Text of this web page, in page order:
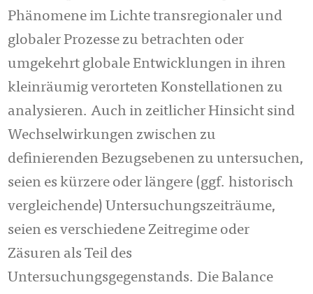
Phänomene im Lichte transregionaler und
globaler Prozesse zu betrachten oder
umgekehrt globale Entwicklungen in ihren
kleinräumig verorteten Konstellationen zu
analysieren. Auch in zeitlicher Hinsicht sind
Wechselwirkungen zwischen zu
definierenden Bezugsebenen zu untersuchen,
seien es kürzere oder längere (ggf. historisch
vergleichende) Untersuchungszeiträume,
seien es verschiedene Zeitregime oder
Zäsuren als Teil des
Untersuchungsgegenstands. Die Balance